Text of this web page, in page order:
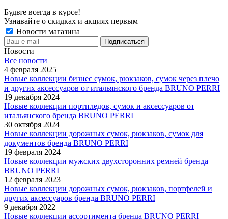
Будьте всегда в курсе!
Узнавайте о скидках и акциях первым
Новости магазина
Новости
Все новости
4 февраля 2025
Новые коллекции бизнес сумок, рюкзаков, сумок через плечо
и других аксессуаров от итальянского бренда BRUNO PERRI
19 декабря 2024
Новые коллекции портпледов, сумок и аксессуаров от
итальянского бренда BRUNO PERRI
30 октября 2024
Новые коллекции дорожных сумок, рюкзаков, сумок для
документов бренда BRUNO PERRI
19 февраля 2024
Новые коллекции мужских двухсторонних ремней бренда
BRUNO PERRI
12 февраля 2023
Новые коллекции дорожных сумок, рюкзаков, портфелей и
других аксессуаров бренда BRUNO PERRI
9 декабря 2022
Новые коллекции ассортимента бренда BRUNO PERRI